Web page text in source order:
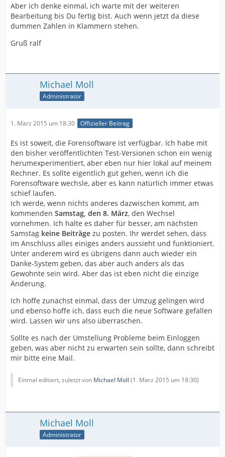
Aber ich denke einmal, ich warte mit der weiteren
Bearbeitung bis Du fertig bist. Auch wenn jetzt da diese
dummen Zahlen in Klammern stehen.
Gruß ralf
Michael Moll
Administrator
1. März 2015 um 18:30 Offizieller Beitrag
Es ist soweit, die Forensoftware ist verfügbar. Ich habe mit
den bisher veröffentlichten Test-Versionen schon ein wenig
herumexperimentiert, aber eben nur hier lokal auf meinem
Rechner. Es sollte eigentlich gut gehen, wenn ich die
Forensoftware wechsle, aber es kann natürlich immer etwas
schief laufen.
Ich werde, wenn nichts anderes dazwischen kommt, am
kommenden Samstag, den 8. März, den Wechsel
vornehmen. Ich halte es daher für besser, am nächsten
Samstag keine Beiträge zu posten. Ihr werdet sehen, dass
im Anschluss alles einiges anders aussieht und funktioniert.
Unter anderem wird es übrigens dann auch wieder ein
Danke-System geben, das aber auch anders als das
Gewohnte sein wird. Aber das ist eben nicht die einzige
Änderung.
Ich hoffe zunächst einmal, dass der Umzug gelingen wird
und ebenso hoffe ich, dass euch die neue Software gefallen
wird. Lassen wir uns also überraschen.
Sollte es nach der Umstellung Probleme beim Einloggen
geben, was aber nicht zu erwarten sein sollte, dann schreibt
mir bitte eine Mail.
Einmal editiert, zuletzt von Michael Moll (1. März 2015 um 18:30)
Michael Moll
Administrator